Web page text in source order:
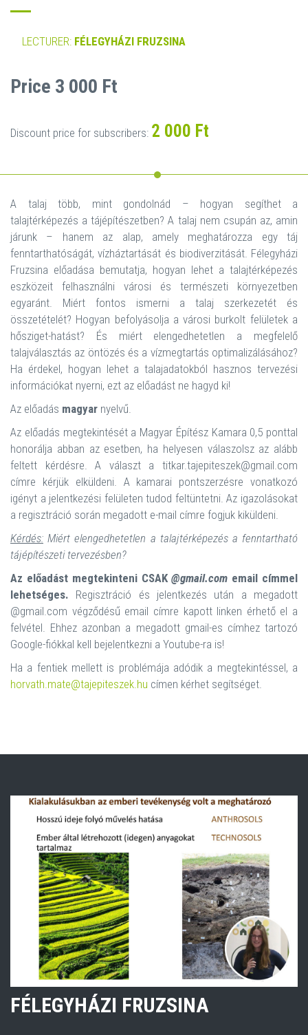
LECTURER: FÉLEGYHÁZI FRUZSINA
Price 3 000 Ft
Discount price for subscribers: 2 000 Ft
A talaj több, mint gondolnád – hogyan segíthet a
talajtérképezés a tájépítészetben? A talaj nem csupán az, amin
járunk – hanem az alap, amely meghatározza egy táj
fenntarthatóságát, vízháztartását és biodiverzitását. Félegyházi
Fruzsina előadása bemutatja, hogyan lehet a talajtérképezés
eszközeit felhasználni városi és természeti környezetben
egyaránt. Miért fontos ismerni a talaj szerkezetét és
összetételét? Hogyan befolyásolja a városi burkolt felületek a
hősziget-hatást? És miért elengedhetetlen a megfelelő
talajválasztás az öntözés és a vízmegtartás optimalizálásához?
Ha érdekel, hogyan lehet a talajadatokból hasznos tervezési
információkat nyerni, ezt az előadást ne hagyd ki!
Az előadás magyar nyelvű.
Az előadás megtekintését a Magyar Építész Kamara 0,5 ponttal
honorálja abban az esetben, ha helyesen válaszolsz az alább
feltett kérdésre. A választ a titkar.tajepiteszek@gmail.com
címre kérjük elküldeni. A kamarai pontszerzésre vonatkozó
igényt a jelentkezési felületen tudod feltüntetni. Az igazolásokat
a regisztráció során megadott e-mail címre fogjuk kiküldeni.
Kérdés: Miért elengedhetetlen a talajtérképezés a fenntartható
tájépítészeti tervezésben?
Az előadást megtekinteni CSAK@gmail.com email címmel
lehetséges. Regisztráció és jelentkezés után a megadott
@gmail.com végződésű email címre kapott linken érhető el a
felvétel. Ehhez azonban a megadott gmail-es címhez tartozó
Google-fiókkal kell bejelentkezni a Youtube-ra is!
Ha a fentiek mellett is problémája adódik a megtekintéssel, a
horvath.mate@tajepiteszek.hu címen kérhet segítséget.
FÉLEGYHÁZI FRUZSINA